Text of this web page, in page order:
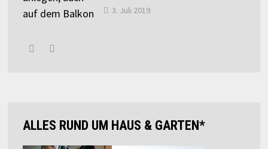
3. Juli 2019
ALLES RUND UM HAUS & GARTEN*